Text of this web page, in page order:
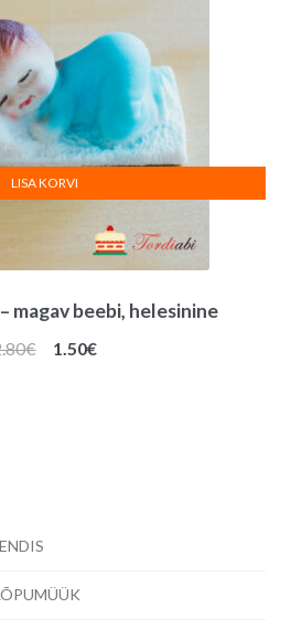
magav beebi, helesinine
€
Algne
1.50€Praegune
LISA KORVI